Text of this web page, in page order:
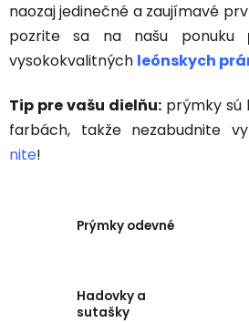
naozaj jedinečné a zaujímavé
pozrite sa na našu ponuku
vysokokvalitných leónskych
Tip pre vašu dielňu: prýmky sú
farbách, takže nezabudnite
nite!
Prýmky odevné
Hadovky a
sutašky